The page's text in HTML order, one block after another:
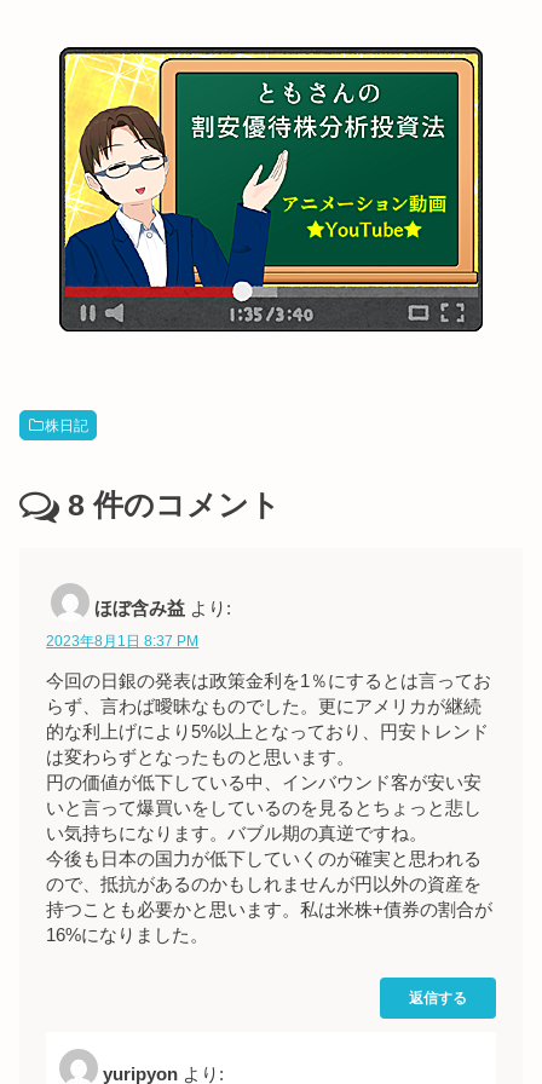
株日記
8 件のコメント
ほぼ含み益 より:
2023年8月1日 8:37 PM
今回の日銀の発表は政策金利を1％にするとは言ってお
らず、言わば曖昧なものでした。更にアメリカが継続
的な利上げにより5%以上となっており、円安トレンド
は変わらずとなったものと思います。
円の価値が低下している中、インバウンド客が安い安
いと言って爆買いをしているのを見るとちょっと悲し
い気持ちになります。バブル期の真逆ですね。
今後も日本の国力が低下していくのが確実と思われる
ので、抵抗があるのかもしれませんが円以外の資産を
持つことも必要かと思います。私は米株+債券の割合が
16%になりました。
返信する
yuripyon より: